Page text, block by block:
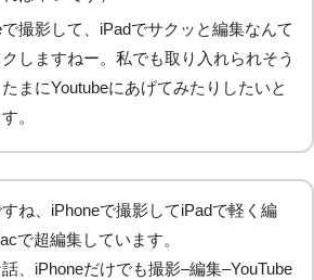
で撮影して、iPadでサクッと編集なんて
しますねー。私でも取り入れられそう
まにYoutubeにあげてみたりしたいと
。
ね、iPhoneで撮影してiPadで軽く編
で超編集しています。
、iPhoneだけでも撮影–編集–YouTube